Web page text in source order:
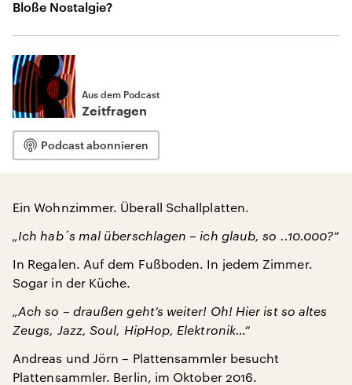
Bloße Nostalgie?
Aus dem Podcast
Zeitfragen
Podcast abonnieren
Ein Wohnzimmer. Überall Schallplatten.
„Ich hab´s mal überschlagen – ich glaub, so ..10.000?“
In Regalen. Auf dem Fußboden. In jedem Zimmer.
Sogar in der Küche.
„Ach so – draußen geht’s weiter! Oh! Hier ist so altes
Zeugs, Jazz, Soul, HipHop, Elektronik…“
Andreas und Jörn – Plattensammler besucht
Plattensammler. Berlin, im Oktober 2016.